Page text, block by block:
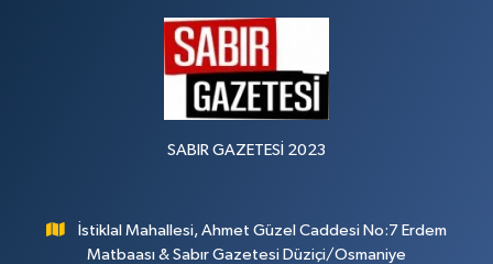
SABIR GAZETESİ 2023
İstiklal Mahallesi, Ahmet Güzel Caddesi No:7 Erdem
Matbaası & Sabır Gazetesi Düziçi/Osmaniye